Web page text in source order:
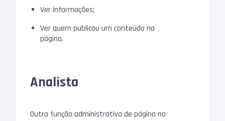
Ver informações;
Ver quem publicou um conteúdo na
página.
Analista
Outra função administrativa de página no